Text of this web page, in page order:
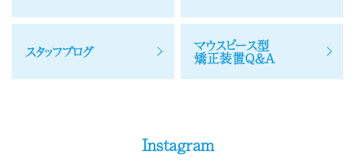
スタッフブログ マウスピース型
矯正装置Q＆A
Instagram